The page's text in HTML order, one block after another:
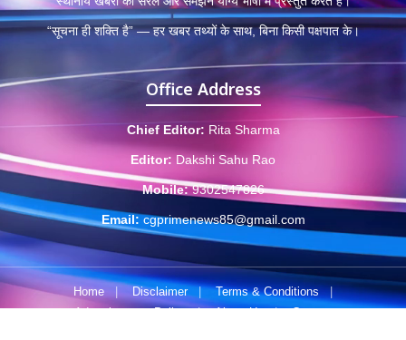
“सूचना ही शक्ति है” — हर खबर तथ्यों के साथ, बिना किसी पक्षपात के।
Office Address
Chief Editor: Rita Sharma
Editor: Dakshi Sahu Rao
Mobile: 9302547826
Email: cgprimenews85@gmail.com
Home Disclaimer Terms & Conditions
|
Advertisement Policy
| About Us |
Contact